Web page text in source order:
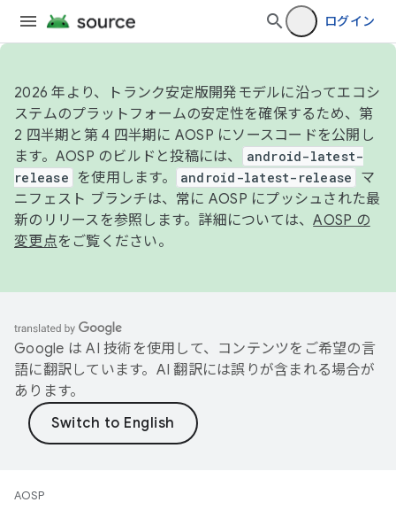
ログイン
2026 年より、トランク安定版開発モデルに沿ってエコシ
ステムのプラットフォームの安定性を確保するため、第
2 四半期と第 4 四半期に AOSP にソースコードを公開し
ます。AOSP のビルドと投稿には、
android-latest-
release
を使用します。 android-latest-release
マ
ニフェスト ブランチは、常に AOSP にプッシュされた最
新のリリースを参照します。詳細については、AOSP の
変更点をご覧ください。
Google は AI 技術を使用して、コンテンツをご希望の言
語に翻訳しています。AI 翻訳には誤りが含まれる場合が
あります。
AOSP